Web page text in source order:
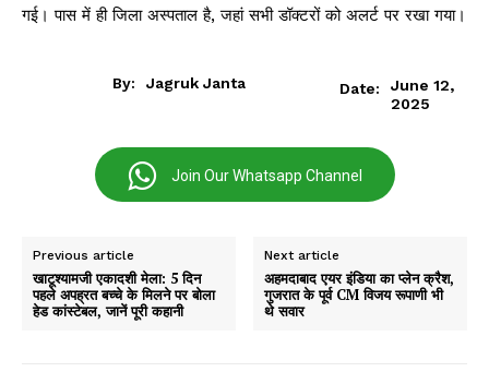
गई। पास में ही जिला अस्पताल है, जहां सभी डॉक्टरों को अलर्ट पर रखा गया।
By: Jagruk Janta Date:
June 12,
2025
Join Our Whatsapp Channel
Previous article
खाटूश्यामजी एकादशी मेला: 5 दिन
पहले अपह्रत बच्चे के मिलने पर बोला
हेड कांस्टेबल, जानें पूरी कहानी
Next article
अहमदाबाद एयर इंडिया का प्लेन क्रैश,
गुजरात के पूर्व CM विजय रूपाणी भी
थे सवार